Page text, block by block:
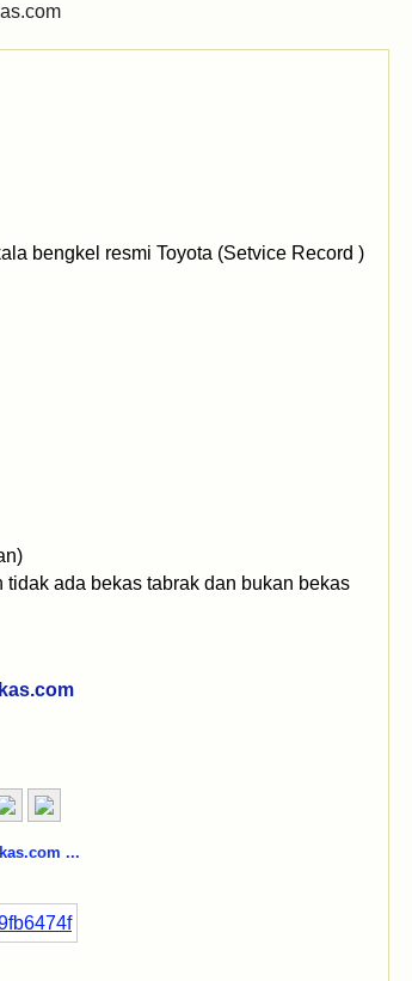
bengkel resmi Toyota (Setvice Record )
ada bekas tabrak dan bukan bekas
...